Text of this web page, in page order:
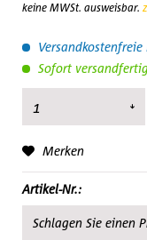
keine MWSt. ausweisbar.
Sofort
Merken
Artikel-Nr.:
Schlagen Sie einen